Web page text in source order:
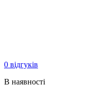
0 відгуків
В наявності